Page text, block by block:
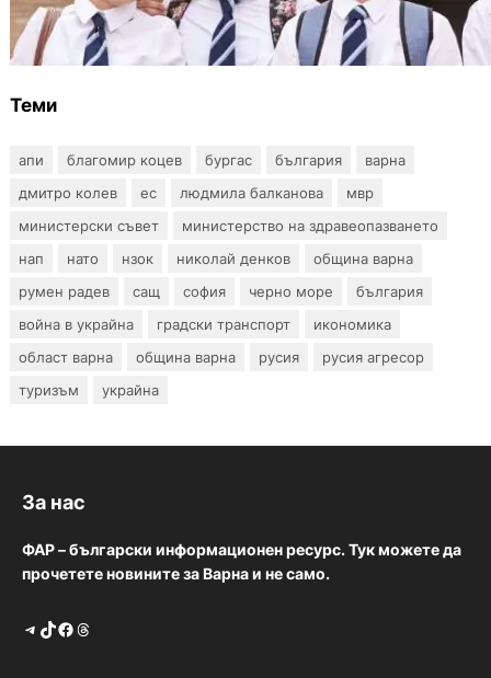
Колко ще струват училищните униформи
във Варна тази година
Теми
апи благомир коцев бургас българия
варна
дмитро колев
ес людмила балканова
мвр
министерски съвет
министерство на здравеопазването
нап
нато нзок николай денков
община варна
румен радев
сащ софия черно море
българия
война в украйна
градски транспорт
икономика
област варна
община варна русия
русия агресор
туризъм
украйна
За нас
ФАР – български информационен ресурс. Тук можете да
прочетете новините за Варна и не само.
Telegram TikTok Facebook Threads